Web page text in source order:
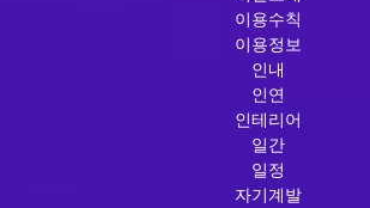
이용수칙
이용정보
인내
인연
인테리어
일간
일정
자기계발